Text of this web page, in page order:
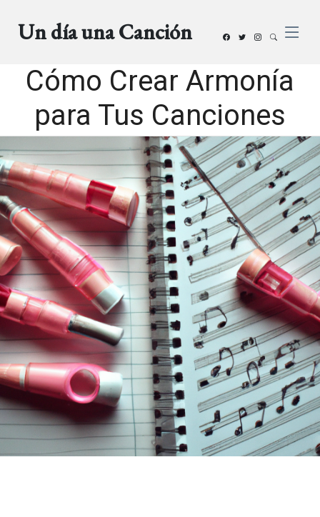
Un día una Canción
Cómo Crear Armonía
para Tus Canciones